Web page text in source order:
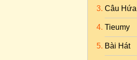
Câu
Tieumy
Bài Hát